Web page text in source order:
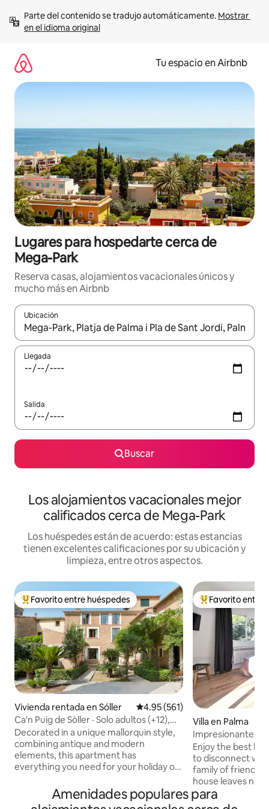
contenido
Parte del contenido se tradujo automáticamente. Mostrar
en el idioma original
Tu espacio en Airbnb
Lugares para hospedarte cerca de
Mega-Park
Reserva casas, alojamientos vacacionales únicos y
mucho más en Airbnb
Ubicación
Cuando los resultados estén disponibles, podrás navegar
Llegada
Salida
Buscar
Los alojamientos vacacionales mejor
calificados cerca de Mega-Park
Los huéspedes están de acuerdo: estas estancias
tienen excelentes calificaciones por su ubicación y
limpieza, entre otros aspectos.
De los mejores en Favorito entre huéspedes
Favorito entre huéspedes
Vivienda rentada en Sóller Calificación promedio: 4.95 de
4.95 (561)
Ca'n Puig de Sòller · Solo adultos (+12),
Pentho...
Decorated in a unique mallorquin style,
combining antique and modern
elements, this apartment has
everything you need for your holiday on
bathroom and the living area features a
comfortable sofa, dining space and a
De los mejores
Favorito entre
Villa en Palma
Impresionante
de Palma con
Enjoy the best holiday. The
to disconnect
family of friends. This six-bedroom
house leaves
Every detail has
you the perfect
Amenidades populares para